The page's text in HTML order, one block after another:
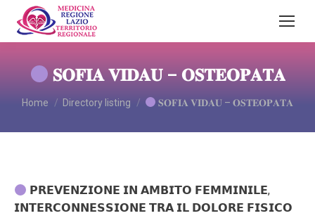
𝐒𝐎𝐅𝐈𝐀 𝐕𝐈𝐃𝐀𝐔 – 𝐎𝐒𝐓𝐄𝐎𝐏𝐀𝐓𝐀
You are here:
Home Directory listing 𝐒𝐎𝐅𝐈𝐀 𝐕𝐈𝐃𝐀𝐔 – 𝐎𝐒𝐓𝐄𝐎𝐏𝐀𝐓𝐀
𝗣𝗥𝗘𝗩𝗘𝗡𝗭𝗜𝗢𝗡𝗘 𝗜𝗡 𝗔𝗠𝗕𝗜𝗧𝗢 𝗙𝗘𝗠𝗠𝗜𝗡𝗜𝗟𝗘,
𝗜𝗡𝗧𝗘𝗥𝗖𝗢𝗡𝗡𝗘𝗦𝗦𝗜𝗢𝗡𝗘 𝗧𝗥𝗔 𝗜𝗟 𝗗𝗢𝗟𝗢𝗥𝗘 𝗙𝗜𝗦𝗜𝗖𝗢